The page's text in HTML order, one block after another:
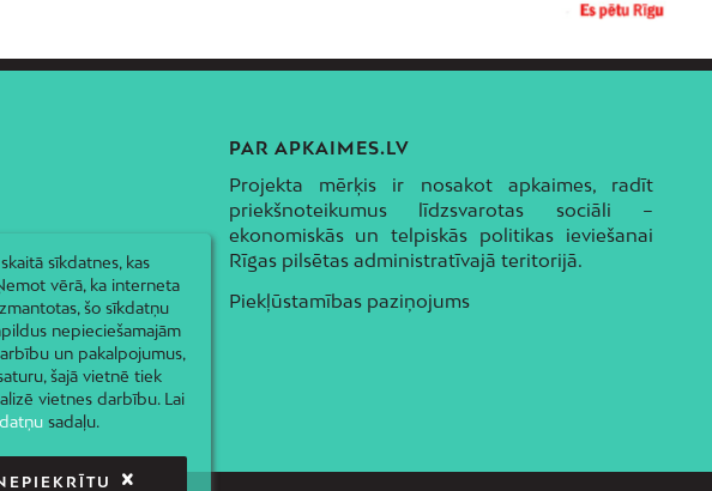
PAR APKAIMES.LV
Projekta mērķis ir nosakot apkaimes, radīt
priekšnoteikumus līdzsvarotas sociāli –
ekonomiskās un telpiskās politikas ieviešanai
Rīgas pilsētas administratīvajā teritorijā.
Piekļūstamības paziņojums
sīkdatnes, kas
vērā, ka interneta
šo sīkdatņu
nepieciešamajām
un pakalpojumus,
šajā vietnē tiek
vietnes darbību. Lai
sadaļu.